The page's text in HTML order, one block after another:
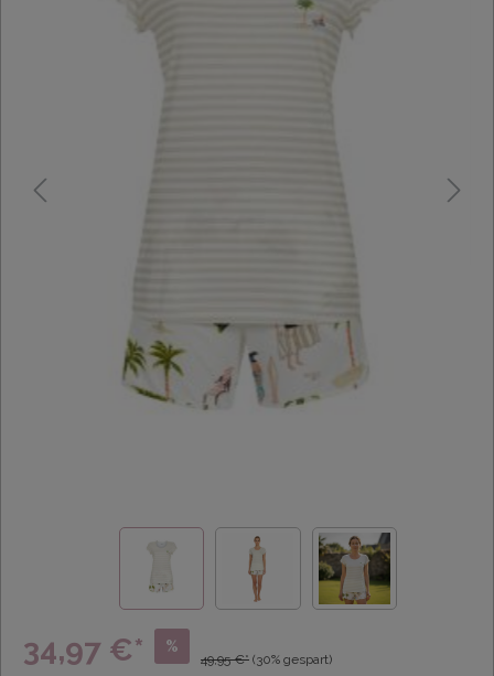
34,97 €* %
49,95 €* (30% gespart)